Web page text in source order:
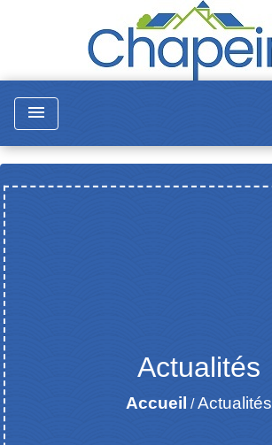
menu
Actualités
Accueil /Actualités